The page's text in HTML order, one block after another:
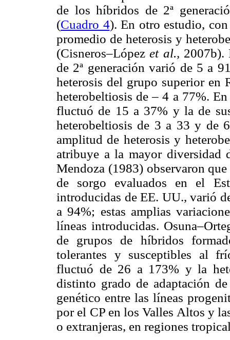
de los híbridos de 2ª
(Cuadro 4). En otro estudio,
promedio de heterosis y
(Cisneros–Lópezet al., 2007b).
de 2ª generación varió de 5 a
heterosis del grupo superior
heterobeltiosis de – 4 a 77%.
fluctuó de 15 a 37% y la de
heterobeltiosis de 3 a 33 y de
amplitud de heterosis y
atribuye a la mayor diversidad
Mendoza (1983) observaron
de sorgo evaluados en el
introducidas de EE. UU., varió
a 94%; estas amplias
líneas introducidas.
de grupos de híbridos
tolerantes y susceptibles al
fluctuó de 26 a 173% y la
distinto grado de adaptación
genético entre las líneas
por el CP en los Valles Altos y
o extranjeras, en regiones